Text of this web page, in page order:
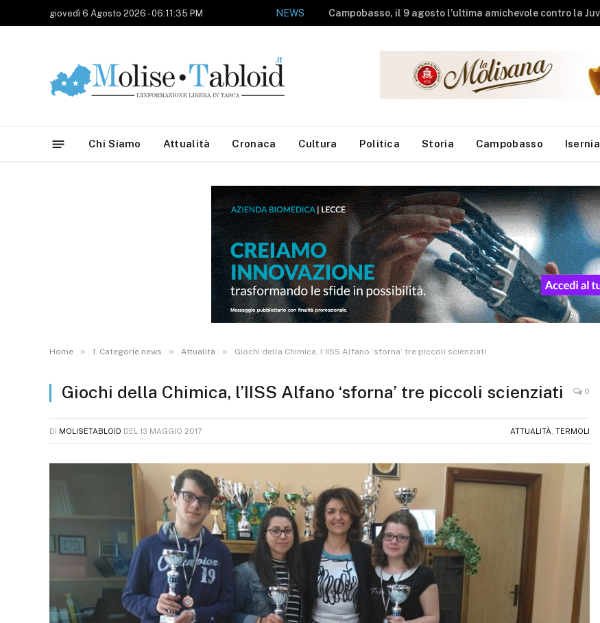
giovedì 6 Agosto 2026 - 06:11:35 PM NEWS
Chi Siamo Attualità Cronaca Cultura Politica Storia Campobasso Isernia
Home » 1. Categorie news » Attualità » Giochi della Chimica, l’IISS Alfano ‘sforna’ tre piccoli scienziati
Giochi della Chimica, l’IISS Alfano ‘sforna’ tre piccoli scienziati 0
DI MOLISETABLOID DEL 13 MAGGIO 2017 ATTUALITÀ TERMOLI